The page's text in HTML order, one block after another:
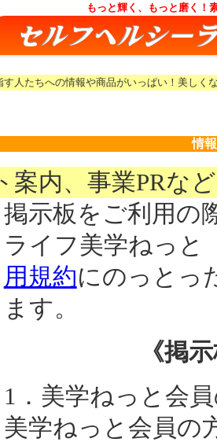
もっと輝く、もっと磨く！
人たちへの情報や商品がいっぱい！美しく
情
案内、事業PRな
掲示板をご利用の
ライフ美学ねっと
用規約にのっとっ
ます。
《掲
1．美学ねっと会
美学ねっと会員の